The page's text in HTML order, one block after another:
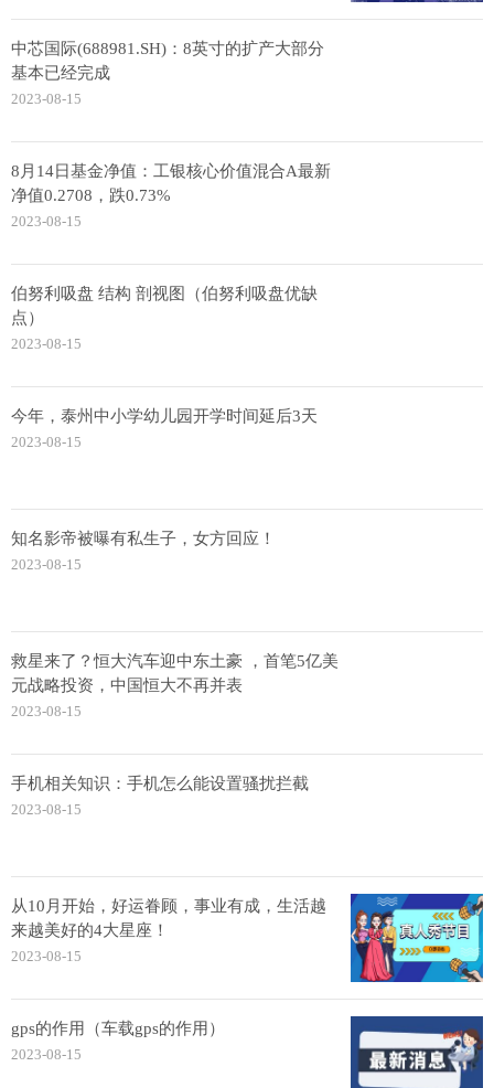
中芯国际(688981.SH)：8英寸的扩产大部分
基本已经完成
2023-08-15
8月14日基金净值：工银核心价值混合A最新
净值0.2708，跌0.73%
2023-08-15
伯努利吸盘 结构 剖视图（伯努利吸盘优缺
点）
2023-08-15
今年，泰州中小学幼儿园开学时间延后3天
2023-08-15
知名影帝被曝有私生子，女方回应！
2023-08-15
救星来了？恒大汽车迎中东土豪 ，首笔5亿美
元战略投资，中国恒大不再并表
2023-08-15
手机相关知识：手机怎么能设置骚扰拦截
2023-08-15
从10月开始，好运眷顾，事业有成，生活越
来越美好的4大星座！
2023-08-15
gps的作用（车载gps的作用）
2023-08-15